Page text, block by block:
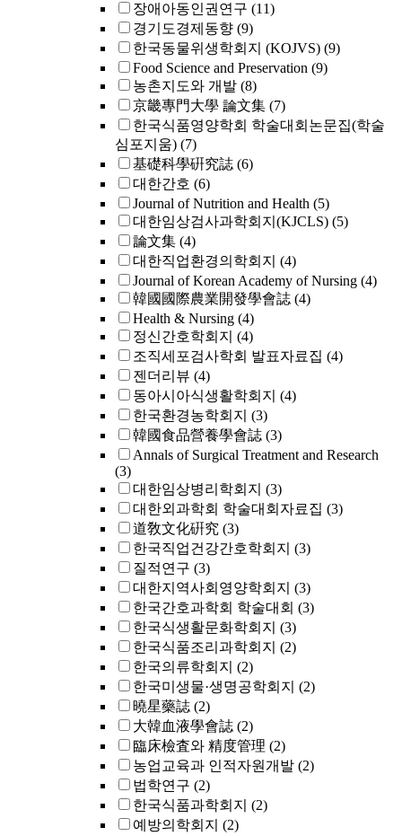
장애아동인권연구 (11)
경기도경제동향 (9)
한국동물위생학회지 (KOJVS) (9)
Food Science and Preservation (9)
농촌지도와 개발 (8)
京畿專門大學 論文集 (7)
한국식품영양학회 학술대회논문집(학술
심포지움) (7)
基礎科學硏究誌 (6)
대한간호 (6)
Journal of Nutrition and Health (5)
대한임상검사과학회지(KJCLS) (5)
論文集 (4)
대한직업환경의학회지 (4)
Journal of Korean Academy of Nursing (4)
韓國國際農業開發學會誌 (4)
Health & Nursing (4)
정신간호학회지 (4)
조직세포검사학회 발표자료집 (4)
젠더리뷰 (4)
동아시아식생활학회지 (4)
한국환경농학회지 (3)
韓國食品營養學會誌 (3)
Annals of Surgical Treatment and Research
(3)
대한임상병리학회지 (3)
대한외과학회 학술대회자료집 (3)
道敎文化硏究 (3)
한국직업건강간호학회지 (3)
질적연구 (3)
대한지역사회영양학회지 (3)
한국간호과학회 학술대회 (3)
한국식생활문화학회지 (3)
한국식품조리과학회지 (2)
한국의류학회지 (2)
한국미생물·생명공학회지 (2)
曉星藥誌 (2)
大韓血液學會誌 (2)
臨床檢査와 精度管理 (2)
농업교육과 인적자원개발 (2)
법학연구 (2)
한국식품과학회지 (2)
예방의학회지 (2)